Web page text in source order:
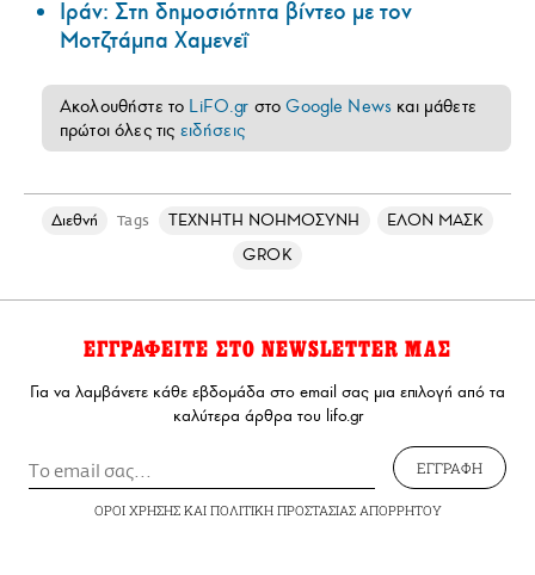
Ιράν: Στη δημοσιότητα βίντεο με τον
Μοτζτάμπα Χαμενεΐ
Ακολουθήστε το LiFO.gr στοGoogle News και μάθετε
πρώτοι όλες τις ειδήσεις
Διεθνή Tags ΤΕΧΝΗΤΗ ΝΟΗΜΟΣΥΝΗ
ΕΛΟΝ ΜΑΣΚ
GROK
ΕΓΓΡΑΦΕΙΤΕ ΣΤΟ NEWSLETTER ΜΑΣ
Για να λαμβάνετε κάθε εβδομάδα στο email σας μια επιλογή από τα
καλύτερα άρθρα του lifo.gr
ΕΓΓΡΑΦΗ
ΟΡΟΙ ΧΡΗΣΗΣΚΑΙ ΠΟΛΙΤΙΚΗ ΠΡΟΣΤΑΣΙΑΣ ΑΠΟΡΡΗΤΟΥ